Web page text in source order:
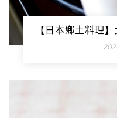
【日本鄉土料理